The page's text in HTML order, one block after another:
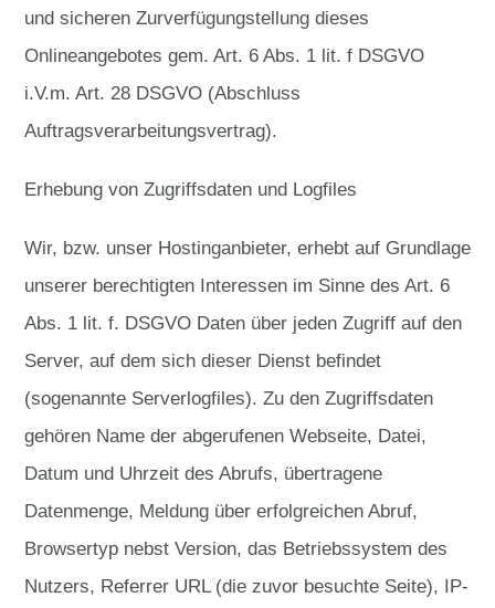
und sicheren Zurverfügungstellung dieses
Onlineangebotes gem. Art. 6 Abs. 1 lit. f DSGVO
i.V.m. Art. 28 DSGVO (Abschluss
Auftragsverarbeitungsvertrag).
Erhebung von Zugriffsdaten und Logfiles
Wir, bzw. unser Hostinganbieter, erhebt auf Grundlage
unserer berechtigten Interessen im Sinne des Art. 6
Abs. 1 lit. f. DSGVO Daten über jeden Zugriff auf den
Server, auf dem sich dieser Dienst befindet
(sogenannte Serverlogfiles). Zu den Zugriffsdaten
gehören Name der abgerufenen Webseite, Datei,
Datum und Uhrzeit des Abrufs, übertragene
Datenmenge, Meldung über erfolgreichen Abruf,
Browsertyp nebst Version, das Betriebssystem des
Nutzers, Referrer URL (die zuvor besuchte Seite), IP-